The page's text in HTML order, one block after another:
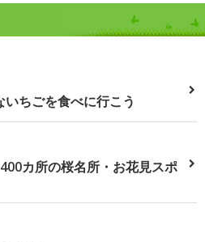
ちごを食べに行こう
カ所の桜名所・お花見スポ